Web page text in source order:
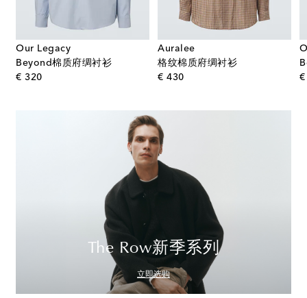
Our Legacy
Beyond棉质府绸衬衫
€ 320original price
Auralee
格纹棉质府绸衬衫
€ 430original price €
The Row新季系列
立即选购